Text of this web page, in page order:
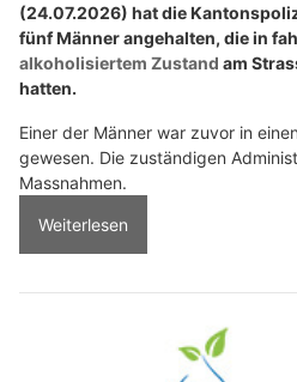
(24.07.2026) hat die
fünf Männer angehalten, die in
alkoholisiertem Zustand am
hatten.
Einer der Männer war zuvor in
gewesen. Die zuständigen
Massnahmen.
Weiterlesen